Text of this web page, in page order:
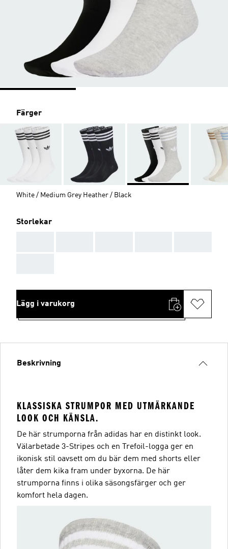
Färger
White / Medium Grey Heather / Black
Storlekar
Lägg i varukorg
Beskrivning
KLASSISKA STRUMPOR MED UTMÄRKANDE
LOOK OCH KÄNSLA.
De här strumporna från adidas har en distinkt look.
Välarbetade 3-Stripes och en Trefoil-logga ger en
ikonisk stil oavsett om du bär dem med shorts eller
låter dem kika fram under byxorna. De här
strumporna finns i olika säsongsfärger och ger
komfort hela dagen.